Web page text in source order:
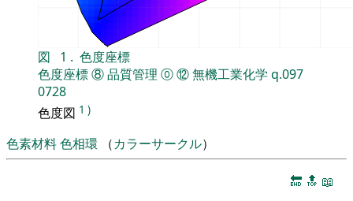
図 1 . 色度座標
色度座標⑧品質管理 ⓪⑫無機工業化学 q.097
0728
色度図 1 )
色素材料色相環 （カラーサークル）
🔚 🔝 📖